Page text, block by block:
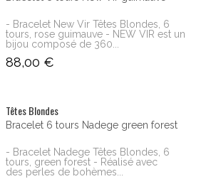
- Bracelet New Vir Têtes Blondes, 6
tours, rose guimauve - NEW VIR est un
bijou composé de 360...
88,00 €
Têtes Blondes
Bracelet 6 tours Nadege green forest
- Bracelet Nadege Têtes Blondes, 6
tours, green forest - Réalisé avec
des perles de bohèmes...